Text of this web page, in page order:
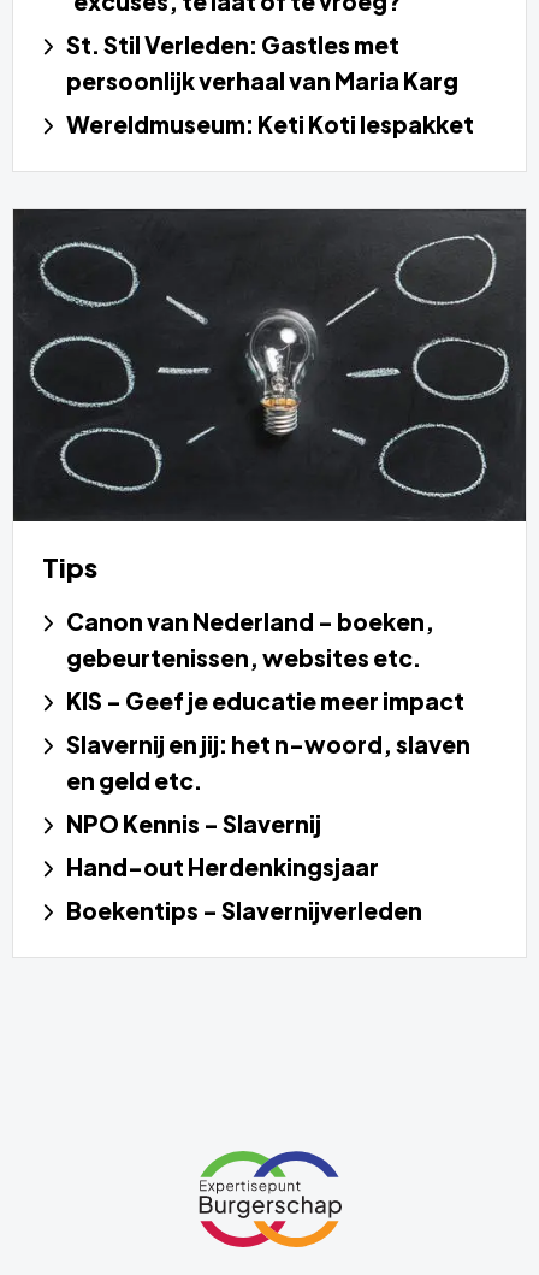
St. Stil Verleden: Gastles met
persoonlijk verhaal van Maria Karg
Wereldmuseum: Keti Koti lespakket
Tips
Canon van Nederland - boeken,
gebeurtenissen, websites etc.
KIS - Geef je educatie meer impact
Slavernij en jij: het n-woord, slaven
en geld etc.
NPO Kennis - Slavernij
Hand-out Herdenkingsjaar
Boekentips - Slavernijverleden